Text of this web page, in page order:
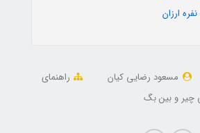
ارزان
مسعود رضایی کیان
راهنمای
و بین بگ